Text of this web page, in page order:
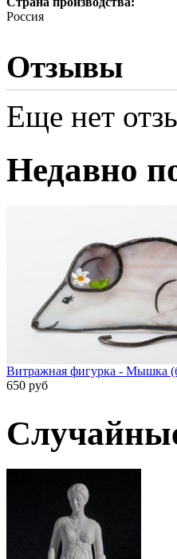
Россия
Отзывы
Еще нет
Недавно
Витражная фигурка - Мышка
650 руб